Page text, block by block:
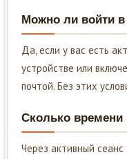
Можно ли войти в
Да, если у вас есть
устройстве или
почтой. Без этих
Сколько времени
Через активный